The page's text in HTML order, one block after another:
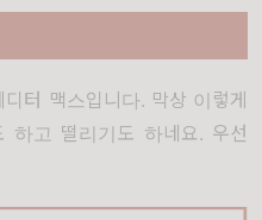
터 맥스입니다. 막상 이렇게
하고 떨리기도 하네요. 우선